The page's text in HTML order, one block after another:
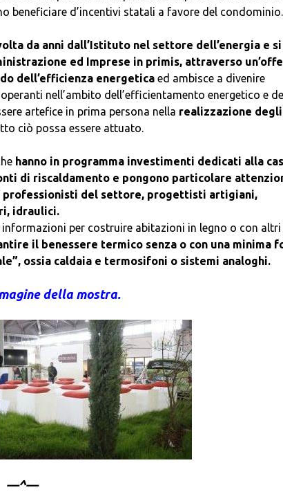
beneficiare d’incentivi statali a favore del condominio.
da anni dall’Istituto nel settore dell’energia e si
ed Imprese in primis, attraverso
dell’efficienza energetica ed ambisce a divenire
nell’ambito dell’efficientamento energetico e
artefice in prima persona nella realizzazione degli
ciò possa essere attuato.
hanno in programma investimenti dedicati alla
di riscaldamento e pongono particolare
professionisti del settore, progettisti artigiani,
idraulici.
per costruire abitazioni in legno o con altri
il benessere termico senza o con una minima
ossia caldaia e termosifoni o sistemi analoghi.
della mostra.
—^—